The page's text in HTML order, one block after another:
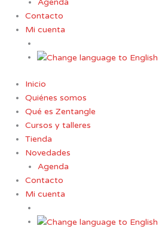
Agenda
Contacto
Mi cuenta
Inicio
Quiénes somos
Qué es Zentangle
Cursos y talleres
Tienda
Novedades
Agenda
Contacto
Mi cuenta